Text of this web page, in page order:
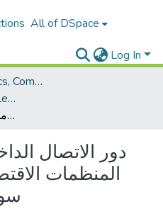
All of DSpace
Log In
Faculty of Economics, Commercial Sciences and Management Sciences
Mémoires de Licence et Les rapports de stage economie
دور الاتصال الداخلي في تحسين أداء المنظمات الاقتصادية دراسة ميدانية سونلغاز( ولاية غرداية)
دور الاتصال
المنظمات